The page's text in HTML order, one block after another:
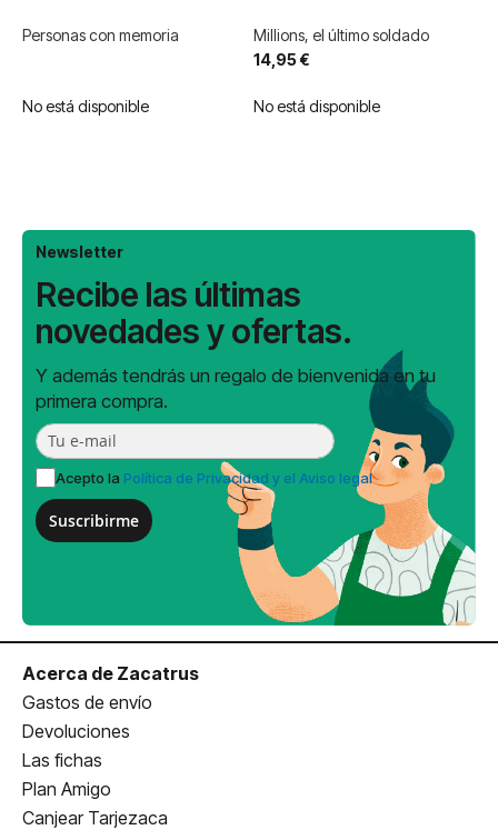
Personas con memoria
No está disponible
Millions, el último soldado
14,95 €
No está disponible
Newsletter
Recibe las últimas
novedades y ofertas.
Y además tendrás un regalo de bienvenida en tu
primera compra.
Acepto la Política de Privacidad y el Aviso legal
Suscribirme
Acerca de Zacatrus
Gastos de envío
Devoluciones
Las fichas
Plan Amigo
Canjear Tarjezaca